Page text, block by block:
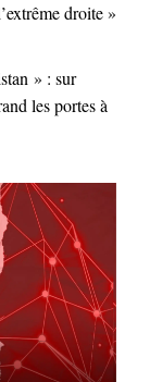
droite »
» : sur
les portes à